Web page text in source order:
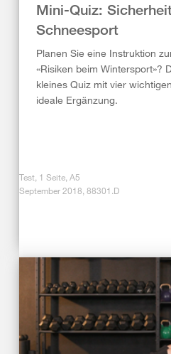
Mini-Quiz:
Schneesport
Planen Sie eine Instruktion
«Risiken beim Wintersport»?
kleines Quiz mit vier
ideale Ergänzung.
Test, 1 Seite, A5
September 2018, 88301.D